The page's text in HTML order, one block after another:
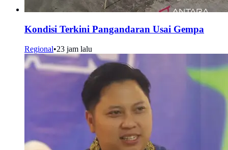
Kondisi Terkini Pangandaran Usai Gempa
Regional•23 jam lalu